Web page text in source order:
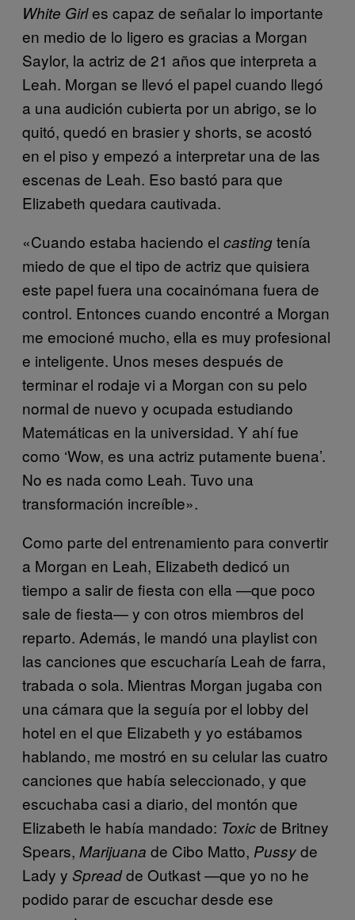
White Girles capaz de señalar lo importante
en medio de lo ligero es gracias a Morgan
Saylor, la actriz de 21 años que interpreta a
Leah. Morgan se llevó el papel cuando llegó
a una audición cubierta por un abrigo, se lo
quitó, quedó en brasier y shorts, se acostó
en el piso y empezó a interpretar una de las
escenas de Leah. Eso bastó para que
Elizabeth quedara cautivada.
«Cuando estaba haciendo el castingtenía
miedo de que el tipo de actriz que quisiera
este papel fuera una cocainómana fuera de
control. Entonces cuando encontré a Morgan
me emocioné mucho, ella es muy profesional
e inteligente. Unos meses después de
terminar el rodaje vi a Morgan con su pelo
normal de nuevo y ocupada estudiando
Matemáticas en la universidad. Y ahí fue
como ‘Wow, es una actriz putamente buena’.
No es nada como Leah. Tuvo una
transformación increíble».
Como parte del entrenamiento para convertir
a Morgan en Leah, Elizabeth dedicó un
tiempo a salir de fiesta con ella —que poco
sale de fiesta— y con otros miembros del
reparto. Además, le mandó una playlist con
las canciones que escucharía Leah de farra,
trabada o sola. Mientras Morgan jugaba con
una cámara que la seguía por el lobby del
hotel en el que Elizabeth y yo estábamos
hablando, me mostró en su celular las cuatro
canciones que había seleccionado, y que
escuchaba casi a diario, del montón que
Elizabeth le había mandado: Toxicde Britney
Spears, Marijuana de Cibo Matto, Pussyde
Lady y Spreadde Outkast —que yo no he
podido parar de escuchar desde ese